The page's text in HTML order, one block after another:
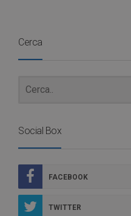
Cerca
Social Box
FACEBOOK
TWITTER